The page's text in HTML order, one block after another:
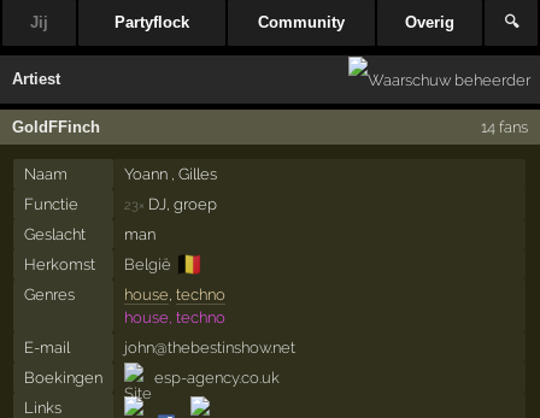
Jij Partyflock Community Overig 🔍
Artiest
GoldFFinch 14 fans
Naam
Yoann , Gilles
Functie
23× DJ, groep
Geslacht
man
Herkomst
België 🇧🇪
Genres house techno
house, techno
E-mail
john@thebestinshow.net
Boekingen
esp-agency.co.uk
Links